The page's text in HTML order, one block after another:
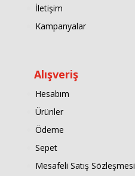
İletişim
Kampanyalar
Alışveriş
Hesabım
Ürünler
Ödeme
Sepet
Mesafeli Satış Sözleşmesi